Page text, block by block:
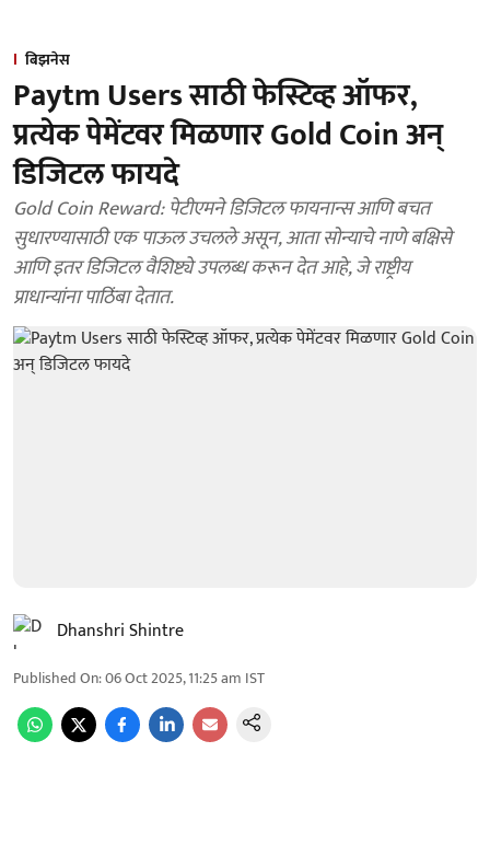
बिझनेस
Paytm Users साठी फेस्टिव्ह ऑफर,
प्रत्येक पेमेंटवर मिळणार Gold Coin अन्
डिजिटल फायदे
Gold Coin Reward: पेटीएमने डिजिटल फायनान्स आणि बचत
सुधारण्यासाठी एक पाऊल उचलले असून, आता सोन्याचे नाणे बक्षिसे
आणि इतर डिजिटल वैशिष्ट्ये उपलब्ध करून देत आहे, जे राष्ट्रीय
प्राधान्यांना पाठिंबा देतात.
Dhanshri Shintre
Published On:06 Oct 2025, 11:25 am IST